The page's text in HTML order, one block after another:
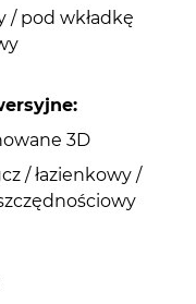
/ pod wkładkę
3D
/ łazienkowy /